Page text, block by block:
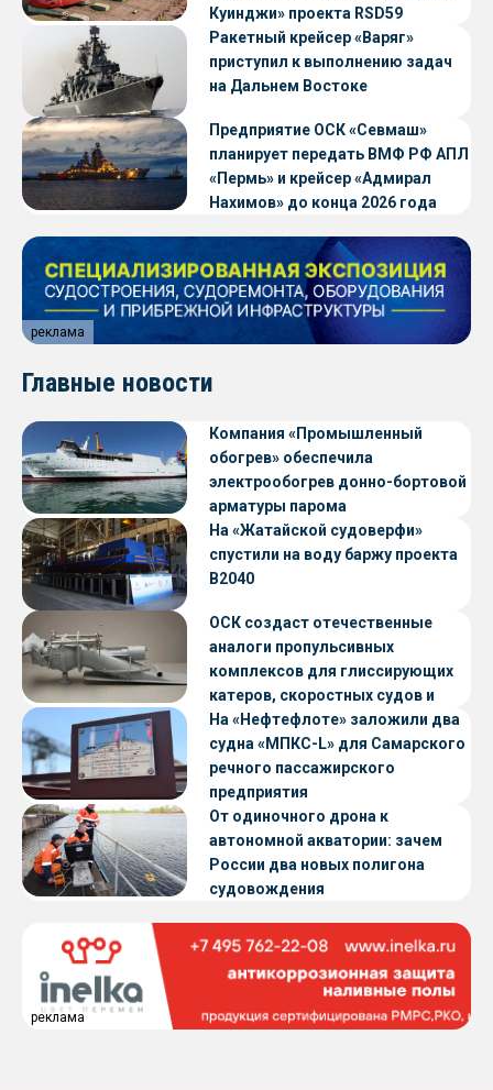
Куинджи» проекта RSD59
Ракетный крейсер «Варяг»
приступил к выполнению задач
на Дальнем Востоке
Предприятие ОСК «Севмаш»
планирует передать ВМФ РФ АПЛ
«Пермь» и крейсер «Адмирал
Нахимов» до конца 2026 года
реклама
Главные новости
Компания «Промышленный
обогрев» обеспечила
электрообогрев донно-бортовой
арматуры парома
«Петропавловск» проекта CNF22
На «Жатайской судоверфи»
спустили на воду баржу проекта
В2040
ОСК создаст отечественные
аналоги пропульсивных
комплексов для глиссирующих
катеров, скоростных судов и
судов с малой осадкой
На «Нефтефлоте» заложили два
судна «МПКС-L» для Самарского
речного пассажирского
предприятия
От одиночного дрона к
автономной акватории: зачем
России два новых полигона
судовождения
реклама